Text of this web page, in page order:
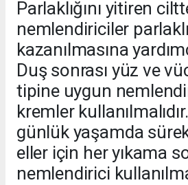
Parlaklığını yitiren
nemlendiriciler
kazanılmasına
Duş sonrası yüz ve
tipine uygun
kremler
günlük yaşamda
eller için her yıkama
nemlendirici